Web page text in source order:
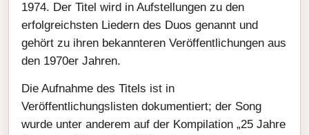
1974. Der Titel wird in Aufstellungen zu den
erfolgreichsten Liedern des Duos genannt und
gehört zu ihren bekannteren Veröffentlichungen aus
den 1970er Jahren.
Die Aufnahme des Titels ist in
Veröffentlichungslisten dokumentiert; der Song
wurde unter anderem auf der Kompilation „25 Jahre